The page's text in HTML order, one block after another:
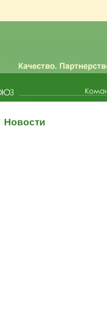
Новости